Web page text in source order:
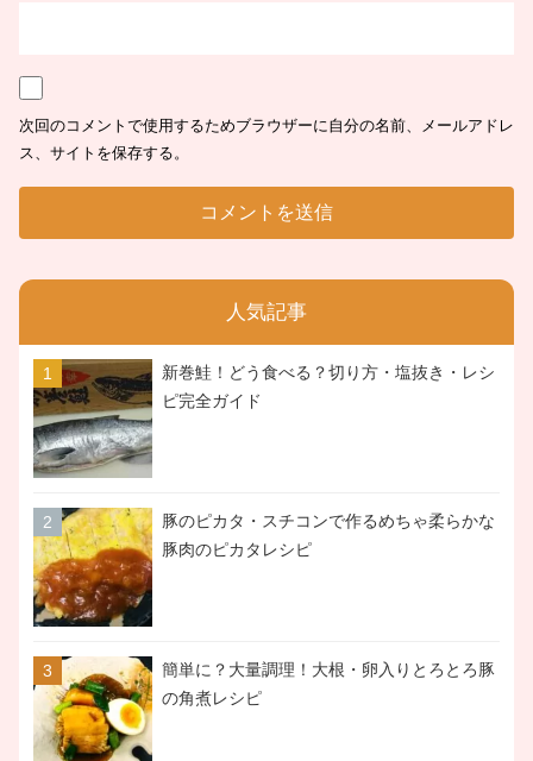
次回のコメントで使用するためブラウザーに自分の名前、メールアドレ
ス、サイトを保存する。
人気記事
新巻鮭！どう食べる？切り方・塩抜き・レシ
ピ完全ガイド
豚のピカタ・スチコンで作るめちゃ柔らかな
豚肉のピカタレシピ
簡単に？大量調理！大根・卵入りとろとろ豚
の角煮レシピ